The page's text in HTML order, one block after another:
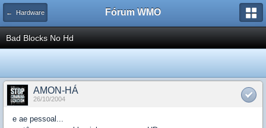
← Hardware Fórum WMO
Bad Blocks No Hd
AMON-HÁ
26/10/2004
e ae pessoal...